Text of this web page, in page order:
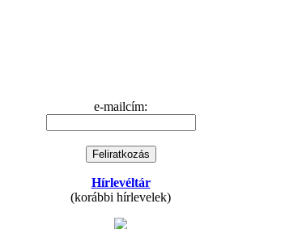
e-mailcím:
Hírlevéltár
(korábbi hírlevelek)